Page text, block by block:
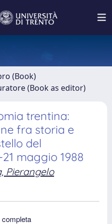
(Book)
(Book as editor)
trentina:
fra storia e
del
maggio 1988
Pierangelo